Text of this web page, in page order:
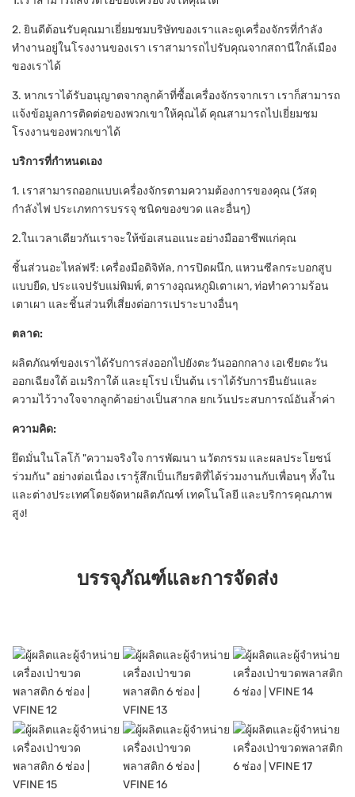
2. ยินดีต้อนรับคุณมาเยี่ยมชมบริษัทของเราและดูเครื่องจักรที่กำลัง
ทำงานอยู่ในโรงงานของเรา เราสามารถไปรับคุณจากสถานีใกล้เมือง
ของเราได้
3. หากเราได้รับอนุญาตจากลูกค้าที่ซื้อเครื่องจักรจากเรา เราก็สามารถ
แจ้งข้อมูลการติดต่อของพวกเขาให้คุณได้ คุณสามารถไปเยี่ยมชม
โรงงานของพวกเขาได้
บริการที่กำหนดเอง
1. เราสามารถออกแบบเครื่องจักรตามความต้องการของคุณ (วัสดุ
กำลังไฟ ประเภทการบรรจุ ชนิดของขวด และอื่นๆ)
2.ในเวลาเดียวกันเราจะให้ข้อเสนอแนะอย่างมืออาชีพแก่คุณ
ชิ้นส่วนอะไหล่ฟรี: เครื่องมือดิจิทัล, การปิดผนึก, แหวนซีลกระบอกสูบ
แบบยืด, ประแจปรับแม่พิมพ์, ตารางอุณหภูมิเตาเผา, ท่อทำความร้อน
เตาเผา และชิ้นส่วนที่เสี่ยงต่อการเปราะบางอื่นๆ
ตลาด:
ผลิตภัณฑ์ของเราได้รับการส่งออกไปยังตะวันออกกลาง เอเชียตะวัน
ออกเฉียงใต้ อเมริกาใต้ และยุโรป เป็นต้น เราได้รับการยืนยันและ
ความไว้วางใจจากลูกค้าอย่างเป็นสากล ยกเว้นประสบการณ์อันล้ำค่า
ความคิด:
ยึดมั่นในโลโก้ "ความจริงใจ การพัฒนา นวัตกรรม และผลประโยชน์
ร่วมกัน" อย่างต่อเนื่อง เรารู้สึกเป็นเกียรติที่ได้ร่วมงานกับเพื่อนๆ ทั้งใน
และต่างประเทศโดยจัดหาผลิตภัณฑ์ เทคโนโลยี และบริการคุณภาพ
สูง!
บรรจุภัณฑ์และการจัดส่ง